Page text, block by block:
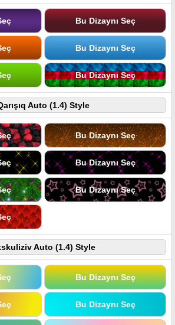
Bu Dizaynı Seç
Bu Dizaynı Seç
Bu Dizaynı Seç
Auto (1.4) Style
Bu Dizaynı Seç
Bu Dizaynı Seç
Bu Dizaynı Seç
Auto (1.4) Style
Bu Dizaynı Seç
Bu Dizaynı Seç